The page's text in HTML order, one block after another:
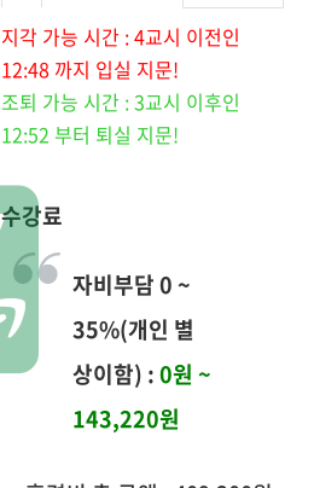
지각 가능 시간 : 4교시 이전인
12:48 까지 입실 지문!
조퇴 가능 시간 : 3교시 이후인
12:52 부터 퇴실 지문!
수강료
자비부담 0 ~
35%(개인 별
상이함) :0원 ~
143,220원